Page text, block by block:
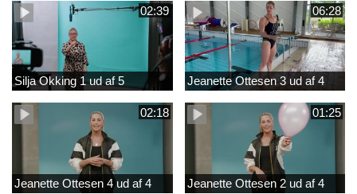
02:39
Silja Okking 1 ud af 5
06:28
Jeanette Ottesen 3 ud af 4
02:18
Jeanette Ottesen 4 ud af 4
01:25
Jeanette Ottesen 2 ud af 4